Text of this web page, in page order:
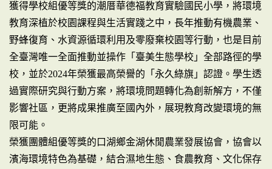
獲得學校組優等獎的潮厝華德福教育實驗國民小學，將環境
教育深植於校園課程與生活實踐之中，長年推動有機農業、
野蜂復育、水資源循環利用及零廢棄校園等行動，也是目前
全臺灣唯一全面推動並操作「臺美生態學校」全部路徑的學
校，並於2024年榮獲最高榮譽的「永久綠旗」認證。學生透
過實際研究與行動方案，將環境問題轉化為創新解方，不僅
影響社區，更將成果推廣至國內外，展現教育改變環境的無
限可能。
榮獲團體組優等獎的口湖鄉金湖休閒農業發展協會，協會以
濱海環境特色為基礎，結合濕地生態、食農教育、文化保存